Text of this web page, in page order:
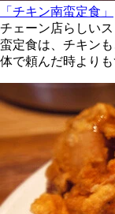
「チキン南蛮定食」
チェーン店らしい
蛮定食は、チキン
体で頼んだ時よりも